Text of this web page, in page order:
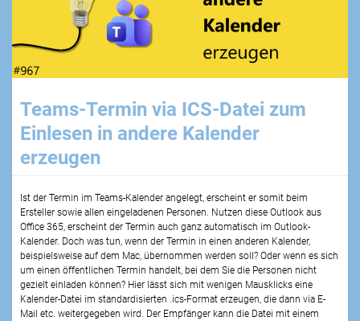
Teams-Termin via ICS-Datei zum
Einlesen in andere Kalender
erzeugen
Ist der Termin im Teams-Kalender angelegt, erscheint er somit beim
Ersteller sowie allen eingeladenen Personen. Nutzen diese Outlook aus
Office 365, erscheint der Termin auch ganz automatisch im Outlook-
Kalender. Doch was tun, wenn der Termin in einen anderen Kalender,
beispielsweise auf dem Mac, übernommen werden soll? Oder wenn es sich
um einen öffentlichen Termin handelt, bei dem Sie die Personen nicht
gezielt einladen können? Hier lässt sich mit wenigen Mausklicks eine
Kalender-Datei im standardisierten .ics-Format erzeugen, die dann via E-
Mail etc. weitergegeben wird. Der Empfänger kann die Datei mit einem